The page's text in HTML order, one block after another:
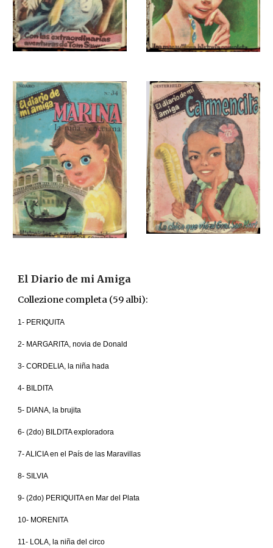
El Diario de mi Amiga
Collezione completa (59 albi):
1- PERIQUITA
2- MARGARITA, novia de Donald
3- CORDELIA, la niña hada
4- BILDITA
5- DIANA, la brujita
6- (2do) BILDITA exploradora
7- ALICIA en el País de las Maravillas
8- SILVIA
9- (2do) PERIQUITA en Mar del Plata
10- MORENITA
11- LOLA, la niña del circo